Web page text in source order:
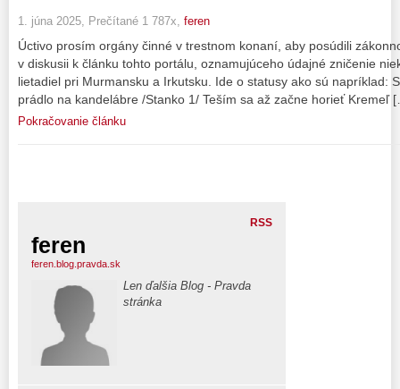
1. júna 2025, Prečítané 1 787x, feren
Úctivo prosím orgány činné v trestnom konaní, aby posúdili
v diskusii k článku tohto portálu, oznamujúceho údajné zničenie
lietadiel pri Murmansku a Irkutsku. Ide o statusy ako sú napríklad:
prádlo na kandelábre /Stanko 1/ Teším sa až začne horieť Kremeľ
Pokračovanie článku
RSS
feren
feren.blog.pravda.sk
Len ďalšia Blog - Pravda
stránka